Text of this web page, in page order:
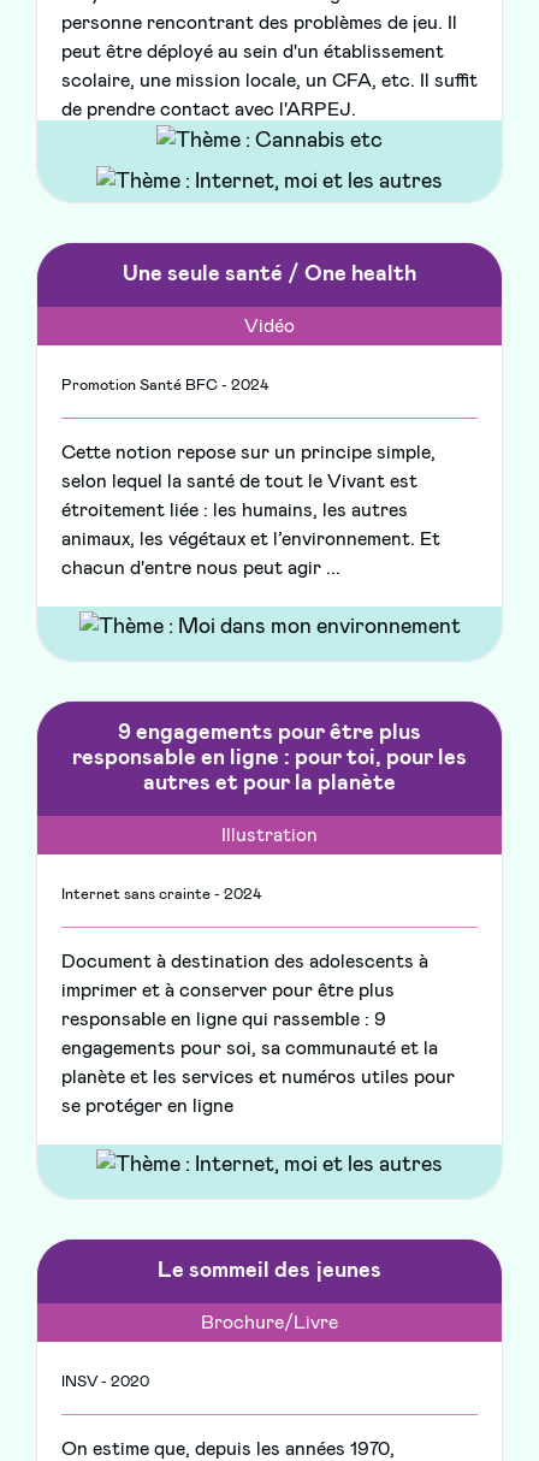
personne rencontrant des problèmes de jeu. Il
peut être déployé au sein d'un établissement
scolaire, une mission locale, un CFA, etc. Il suffit
de prendre contact avec l'ARPEJ.
Une seule santé / One health
Vidéo
Promotion Santé BFC - 2024
Cette notion repose sur un principe simple,
selon lequel la santé de tout le Vivant est
étroitement liée : les humains, les autres
animaux, les végétaux et l’environnement. Et
chacun d'entre nous peut agir ...
9 engagements pour être plus
responsable en ligne : pour toi, pour les
autres et pour la planète
Illustration
Internet sans crainte - 2024
Document à destination des adolescents à
imprimer et à conserver pour être plus
responsable en ligne qui rassemble : 9
engagements pour soi, sa communauté et la
planète et les services et numéros utiles pour
se protéger en ligne
Le sommeil des jeunes
Brochure/Livre
INSV - 2020
On estime que, depuis les années 1970,